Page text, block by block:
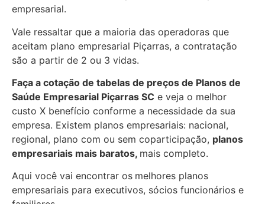
empresarial.
Vale ressaltar que a maioria das operadoras que
aceitam plano empresarial Piçarras, a contratação
são a partir de 2 ou 3 vidas.
Faça a cotação de tabelas de preços de Planos de
Saúde Empresarial Piçarras SC e veja o melhor
custo X benefício conforme a necessidade da sua
empresa. Existem planos empresariais: nacional,
regional, plano com ou sem coparticipação, planos
empresariais mais baratos, mais completo.
Aqui você vai encontrar os melhores planos
empresariais para executivos, sócios funcionários e